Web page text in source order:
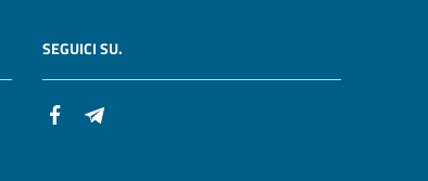
SEGUICI SU.